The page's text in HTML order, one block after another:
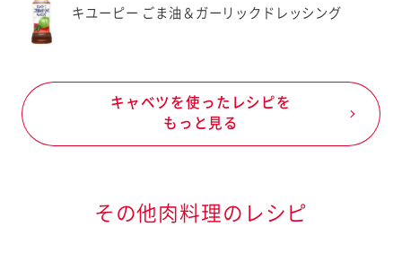
キユーピー ごま油＆ガーリックドレッシング
キャベツを使ったレシピを
もっと見る
その他肉料理のレシピ